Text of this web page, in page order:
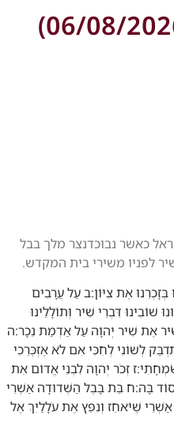
כאשר נבוכדנצר מלך בבל
לפניו משירי בית המקדש.
אֶת צִיּוֹן:בעַל עֲרָבִים
שׁוֹבֵינוּ דִּבְרֵי שִׁיר וְתוֹלָלֵינוּ
אֶת שִׁיר יְהוָה עַל אַדְמַת נֵכָר:ה
לְשׁוֹנִי לְחִכִּי אִם לֹא אֶזְכְּרֵכִי
זזְכֹר יְהוָה לִבְנֵי אֱדוֹם אֵת
בָּהּ:חבַּת בָּבֶל הַשְּׁדוּדָה אַשְׁרֵי
אַשְׁרֵי שֶׁיֹּאחֵז וְנִפֵּץ אֶת עֹלָלַיִךְ אֶל